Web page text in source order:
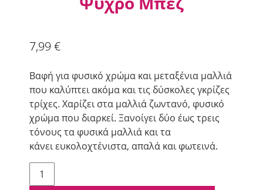
7,99 €
Βαφή για φυσικό χρώμα και μεταξένια μαλλιά
που καλύπτει ακόμα και τις δύσκολες γκρίζες
τρίχες. Χαρίζει στα μαλλιά ζωντανό, φυσικό
χρώμα που διαρκεί. Ξανοίγει δύο έως τρεις
τόνους τα φυσικά μαλλιά και τα
κάνει ευκολοχτένιστα, απαλά και φωτεινά.
Lorvenn
Beauty